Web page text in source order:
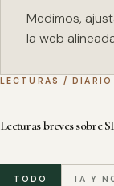
Medimos,
la web
LECTURAS / DIARIO
Lecturas breves sobre
TODO IA Y